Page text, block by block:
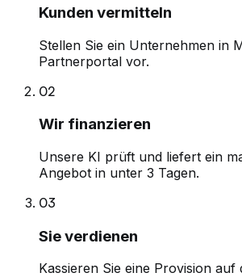
Kunden vermitteln
Stellen Sie ein Unternehmen in
Partnerportal vor.
02
Wir finanzieren
Unsere KI prüft und liefert ein
Angebot in unter 3 Tagen.
03
Sie verdienen
Kassieren Sie eine Provision auf